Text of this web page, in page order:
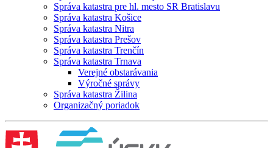
Správa katastra pre hl. mesto SR Bratislavu
Správa katastra Košice
Správa katastra Nitra
Správa katastra Prešov
Správa katastra Trenčín
Správa katastra Trnava
Verejné obstarávania
Výročné správy
Správa katastra Žilina
Organizačný poriadok